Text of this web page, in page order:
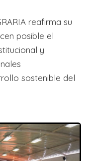
reafirma su
posible el
y
sostenible del